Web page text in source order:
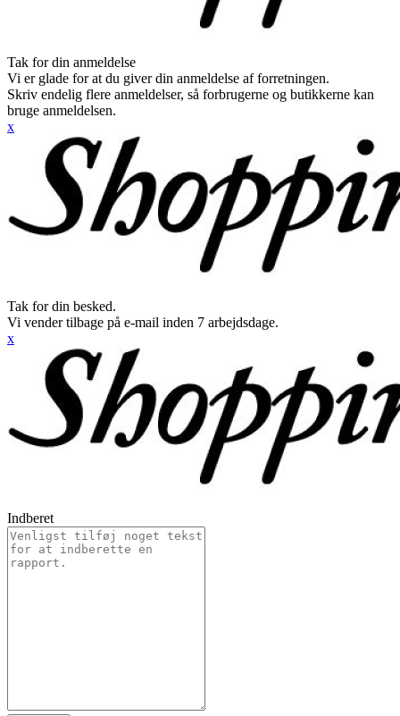
Tak for din anmeldelse
Vi er glade for at du giver din anmeldelse af forretningen.
Skriv endelig flere anmeldelser, så forbrugerne og butikkerne kan
bruge anmeldelsen.
x
Tak for din besked.
Vi vender tilbage på e-mail inden 7 arbejdsdage.
x
Indberet